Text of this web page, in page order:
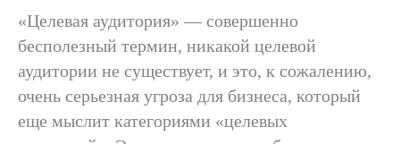
«Целевая аудитория» — совершенно
бесполезный термин, никакой целевой
аудитории не существует, и это, к сожалению,
очень серьезная угроза для бизнеса, который
еще мыслит категориями «целевых